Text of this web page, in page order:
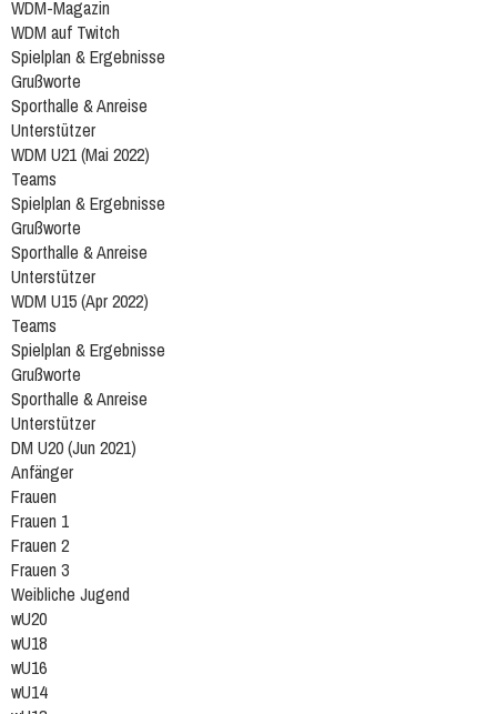
WDM-Magazin
WDM auf Twitch
Spielplan & Ergebnisse
Grußworte
Sporthalle & Anreise
Unterstützer
WDM U21 (Mai 2022)
Teams
Spielplan & Ergebnisse
Grußworte
Sporthalle & Anreise
Unterstützer
WDM U15 (Apr 2022)
Teams
Spielplan & Ergebnisse
Grußworte
Sporthalle & Anreise
Unterstützer
DM U20 (Jun 2021)
Anfänger
Frauen
Frauen 1
Frauen 2
Frauen 3
Weibliche Jugend
wU20
wU18
wU16
wU14